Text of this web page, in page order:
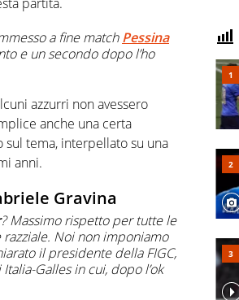
a fine matchPessina
e un secondo dopo l’ho
azzurri non avessero
anche una certa
sul tema, interpellato su una
anni.
Gravina
? Massimo rispetto per tutte le
Noi non imponiamo
il presidente della FIGC,
Galles in cui, dopo l’ok